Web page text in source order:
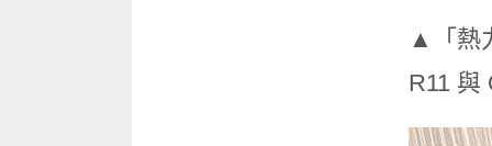
▲「熱
R11 與